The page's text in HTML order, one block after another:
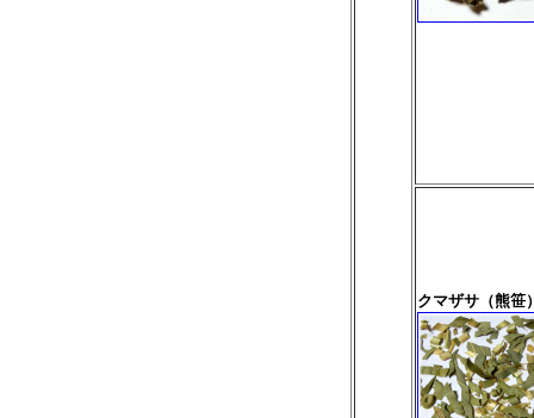
クマザサ（熊笹